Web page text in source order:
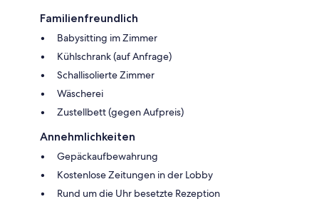
Familienfreundlich
Babysitting im Zimmer
Kühlschrank (auf Anfrage)
Schallisolierte Zimmer
Wäscherei
Zustellbett (gegen Aufpreis)
Annehmlichkeiten
Gepäckaufbewahrung
Kostenlose Zeitungen in der Lobby
Rund um die Uhr besetzte Rezeption